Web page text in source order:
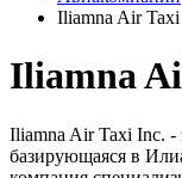
Iliamna Air
Iliamna
Iliamna Air Taxi Inc. -
базирующаяся в